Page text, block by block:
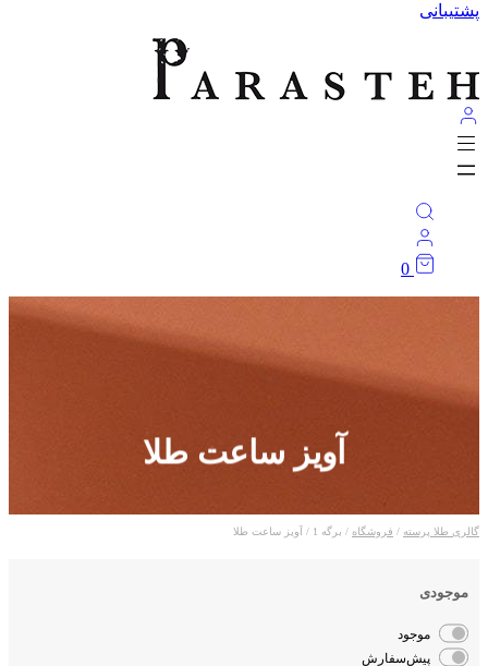
پشتیبانی
0
آویز ساعت طلا
گالری طلا پرسته / فروشگاه / برگه 1 / آویز ساعت طلا
موجودی
موجود
پیش‌سفارش